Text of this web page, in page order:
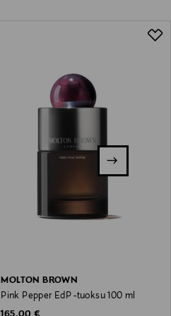
MOLTON BROWN
Pink Pepper EdP -tuoksu 100 ml